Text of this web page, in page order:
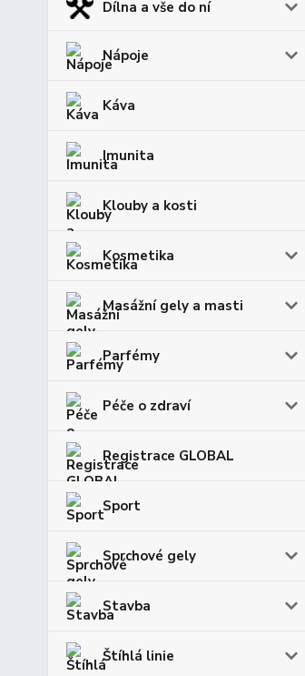
Dílna a vše do ní
Nápoje
Káva
Imunita
Klouby a kosti
Kosmetika
Masážní gely a masti
Parfémy
Péče o zdraví
Registrace GLOBAL
Sport
Sprchové gely
Stavba
Štíhlá linie